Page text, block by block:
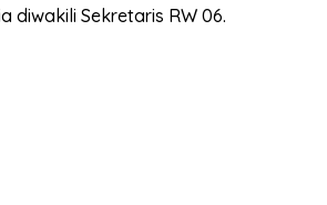
diwakili Sekretaris RW 06.